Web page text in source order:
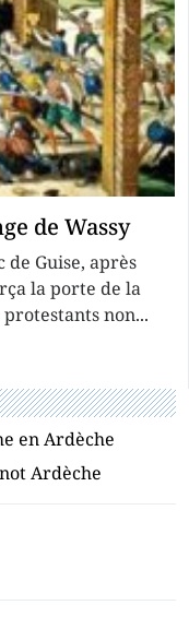
de Wassy
de Guise, après
la porte de la
non...
en Ardèche
Ardèche